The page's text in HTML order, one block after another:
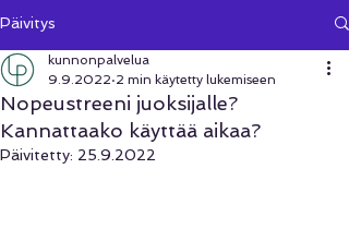
Päivitys
Nopeustreeni juoksijalle?
Kannattaako käyttää aikaa?
kunnonpalvelua
9.9.2022 2 min käytetty lukemiseen
Päivitetty: 25.9.2022